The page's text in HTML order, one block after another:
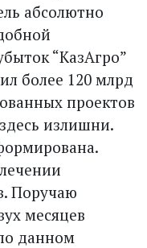
абсолютно
“КазАгро”
более 120 млрд
проектов
излишни.
Поручаю
месяцев
данном